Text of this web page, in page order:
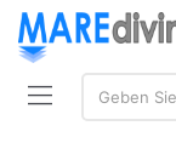
Suche:
Geben